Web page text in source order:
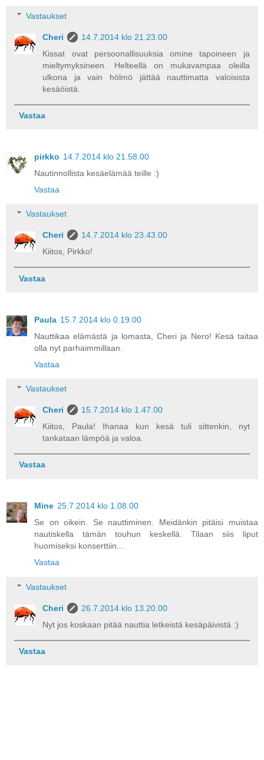
Vastaukset
Cheri
14.7.2014 klo 21.23.00
Kissat ovat persoonallisuuksia omine tapoineen ja
mieltymyksineen. Helteellä on mukavampaa oleilla
ulkona ja vain hölmö jättää nauttimatta valoisista
kesäöistä.
Vastaa
pirkko 14.7.2014 klo 21.58.00
Nautinnollista kesäelämää teille :)
Vastaa
Vastaukset
Cheri
14.7.2014 klo 23.43.00
Kiitos, Pirkko!
Vastaa
Paula 15.7.2014 klo 0.19.00
Nauttikaa elämästä ja lomasta, Cheri ja Nero! Kesä taitaa
olla nyt parhaimmillaan.
Vastaa
Vastaukset
Cheri
15.7.2014 klo 1.47.00
Kiitos, Paula! Ihanaa kun kesä tuli sittenkin, nyt
tankataan lämpöä ja valoa.
Vastaa
Mine 25.7.2014 klo 1.08.00
Se on oikein. Se nauttiminen. Meidänkin pitäisi muistaa
nautiskella tämän touhun keskellä. Tilaan siis liput
huomiseksi konserttiin...
Vastaa
Vastaukset
Cheri
26.7.2014 klo 13.20.00
Nyt jos koskaan pitää nauttia letkeistä kesäpäivistä :)
Vastaa